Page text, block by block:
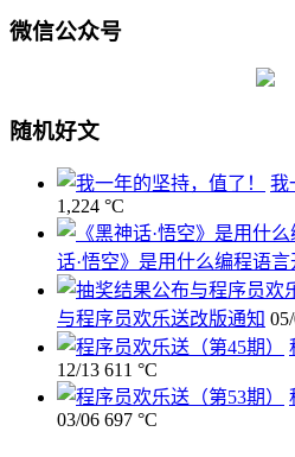
微信公众号
随机好文
我
1,224 °C
话·悟空》是用什么编程语言
与程序员欢乐送改版通知
12/13 611 °C
03/06 697 °C